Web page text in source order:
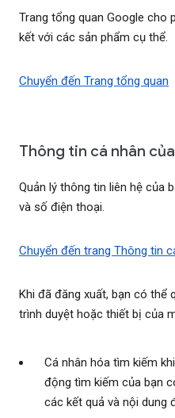
Trang tổng quan Google cho
kết với các sản phẩm cụ thể.
Chuyển đến Trang tổng quan
Thông tin cá nhân
Quản lý thông tin liên hệ của
và số điện thoại.
Chuyển đến trang Thông tin
Khi đã đăng xuất, bạn có thể
trình duyệt hoặc thiết bị của
Cá nhân hóa tìm kiếm
động tìm kiếm của bạn
các kết quả và nội dung